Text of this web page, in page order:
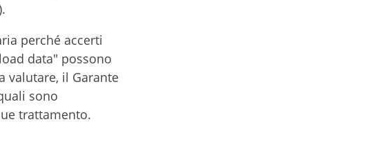
perché accerti
data" possono
valutare, il Garante
sono
trattamento.